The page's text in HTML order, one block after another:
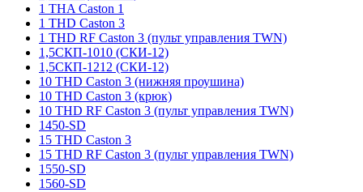
1 THA Caston 1
1 THD Caston 3
1 THD RF Caston 3 (пульт управления TWN)
1,5СКП-1010 (СКИ-12)
1,5СКП-1212 (СКИ-12)
10 THD Caston 3 (нижняя проушина)
10 THD Caston 3 (крюк)
10 THD RF Caston 3 (пульт управления TWN)
1450-SD
15 THD Caston 3
15 THD RF Caston 3 (пульт управления TWN)
1550-SD
1560-SD